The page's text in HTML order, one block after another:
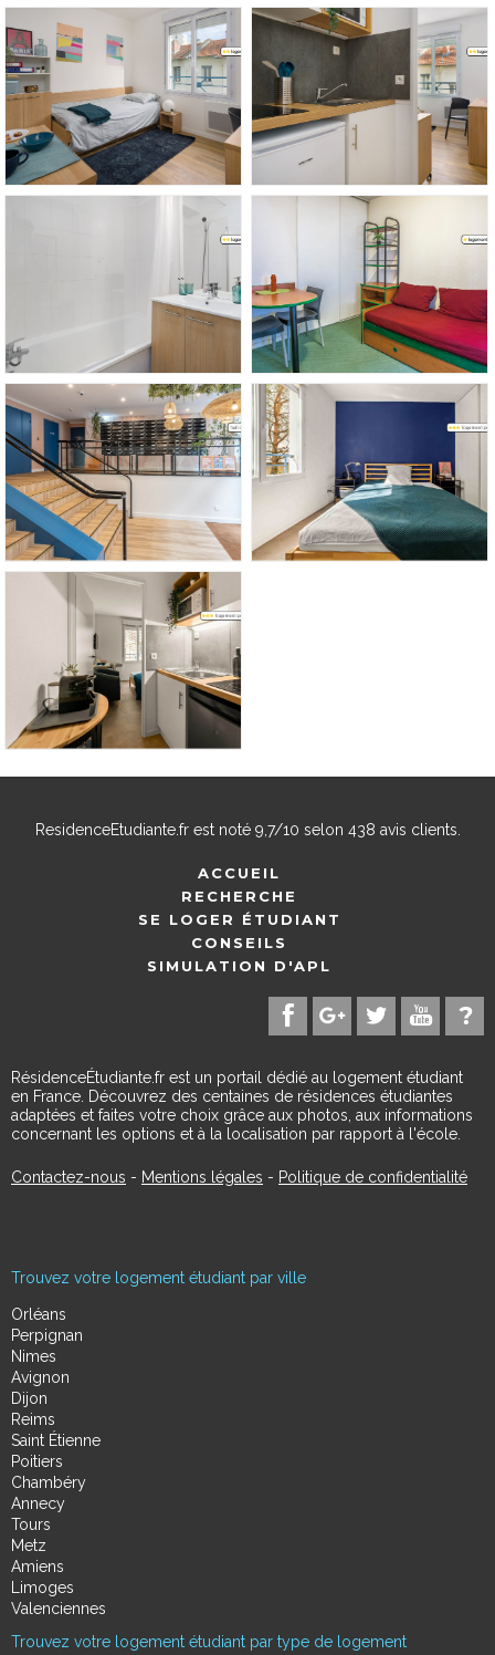
ResidenceEtudiante.frest noté 9,7/10 selon 438 avis clients.
ACCUEIL
RECHERCHE
SE LOGER ÉTUDIANT
CONSEILS
SIMULATION D'APL
RésidenceÉtudiante.fr est un portail dédié au logement étudiant
en France. Découvrez des centaines de résidences étudiantes
adaptées et faites votre choix grâce aux photos, aux informations
concernant les options et à la localisation par rapport à l'école.
Contactez-nous - Mentions légales - Politique de confidentialité
Trouvez votre logement étudiant par ville
Orléans
Perpignan
Nimes
Avignon
Dijon
Reims
Saint Étienne
Poitiers
Chambéry
Annecy
Tours
Metz
Amiens
Limoges
Valenciennes
Trouvez votre logement étudiant par type de logement